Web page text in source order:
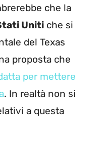
che la
Uniti che si
del Texas
proposta che
per mettere
. In realtà non si
a questa